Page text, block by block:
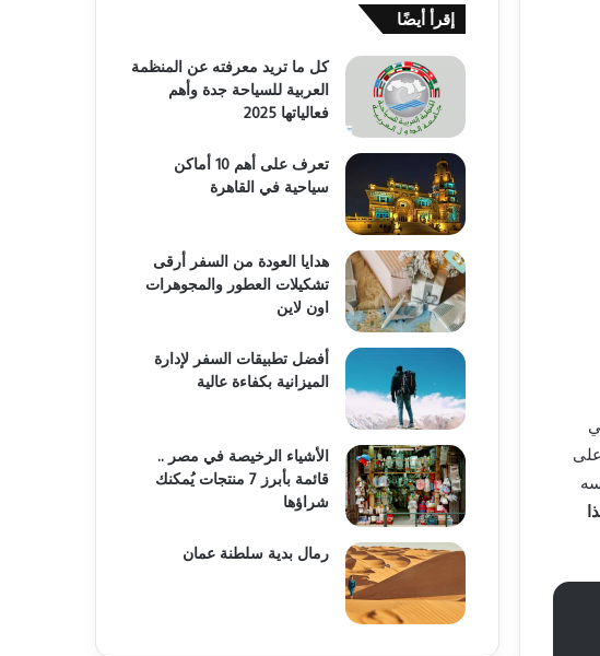
إقرأ أيضًا
كل ما تريد معرفته عن المنظمة
العربية للسياحة جدة وأهم
فعالياتها 2025
تعرف على أهم 10 أماكن
سياحية في القاهرة
هدايا العودة من السفر أرقى
تشكيلات العطور والمجوهرات
اون لاين
أفضل تطبيقات السفر لإدارة
الميزانية بكفاءة عالية
الأشياء الرخيصة في مصر ..
قائمة بأبرز 7 منتجات يُمكنك
شراؤها
رمال بدية سلطنة عمان